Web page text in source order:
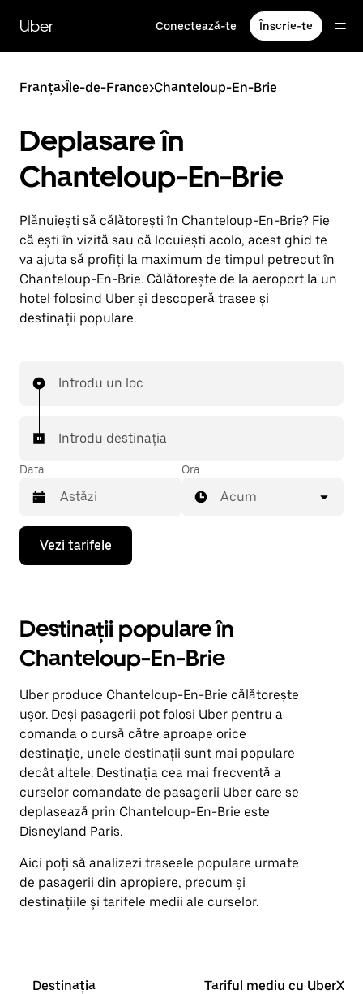
direct
conținutul
principal
Uber Conectează-te Înscrie-te
Franța>Île-de-France>Chanteloup-En-Brie
Deplasare în
Chanteloup-En-Brie
Plănuiești să călătorești în Chanteloup-En-Brie? Fie
că ești în vizită sau că locuiești acolo, acest ghid te
va ajuta să profiți la maximum de timpul petrecut în
Chanteloup-En-Brie. Călătorește de la aeroport la un
hotel folosind Uber și descoperă trasee și
destinații populare.
Introdu un loc
Introdu destinația
Data
Pentru
deschide
selecta
o
dată,
apasă
tasta
cu
săgeata
îndreptată
în
jos.
Închide
calendarul
apăsând
pe
butonul
Escape.
Ora
Acum
Vezi tarifele
Destinații populare în
Chanteloup-En-Brie
Uber produce Chanteloup-En-Brie călătorește
ușor. Deși pasagerii pot folosi Uber pentru a
comanda o cursă către aproape orice
destinație, unele destinații sunt mai populare
decât altele. Destinația cea mai frecventă a
curselor comandate de pasagerii Uber care se
deplasează prin Chanteloup-En-Brie este
Disneyland Paris.
Aici poți să analizezi traseele populare urmate
de pasagerii din apropiere, precum și
destinațiile și tarifele medii ale curselor.
Destinația Tariful mediu cu UberX*